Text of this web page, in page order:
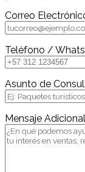
Correo
Teléfono /
Asunto de
Mensaje